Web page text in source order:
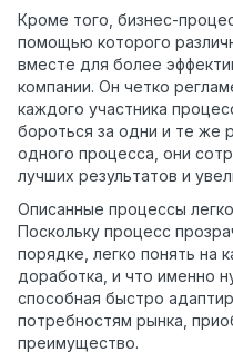
Кроме того, бизнес-
помощью которого
вместе для более
компании. Он четко
каждого участника
бороться за одни и те же
одного процесса, они
лучших результатов и
Описанные процессы
Поскольку процесс
порядке, легко понять на
доработка, и что именно
способная быстро
потребностям рынка,
преимущество.